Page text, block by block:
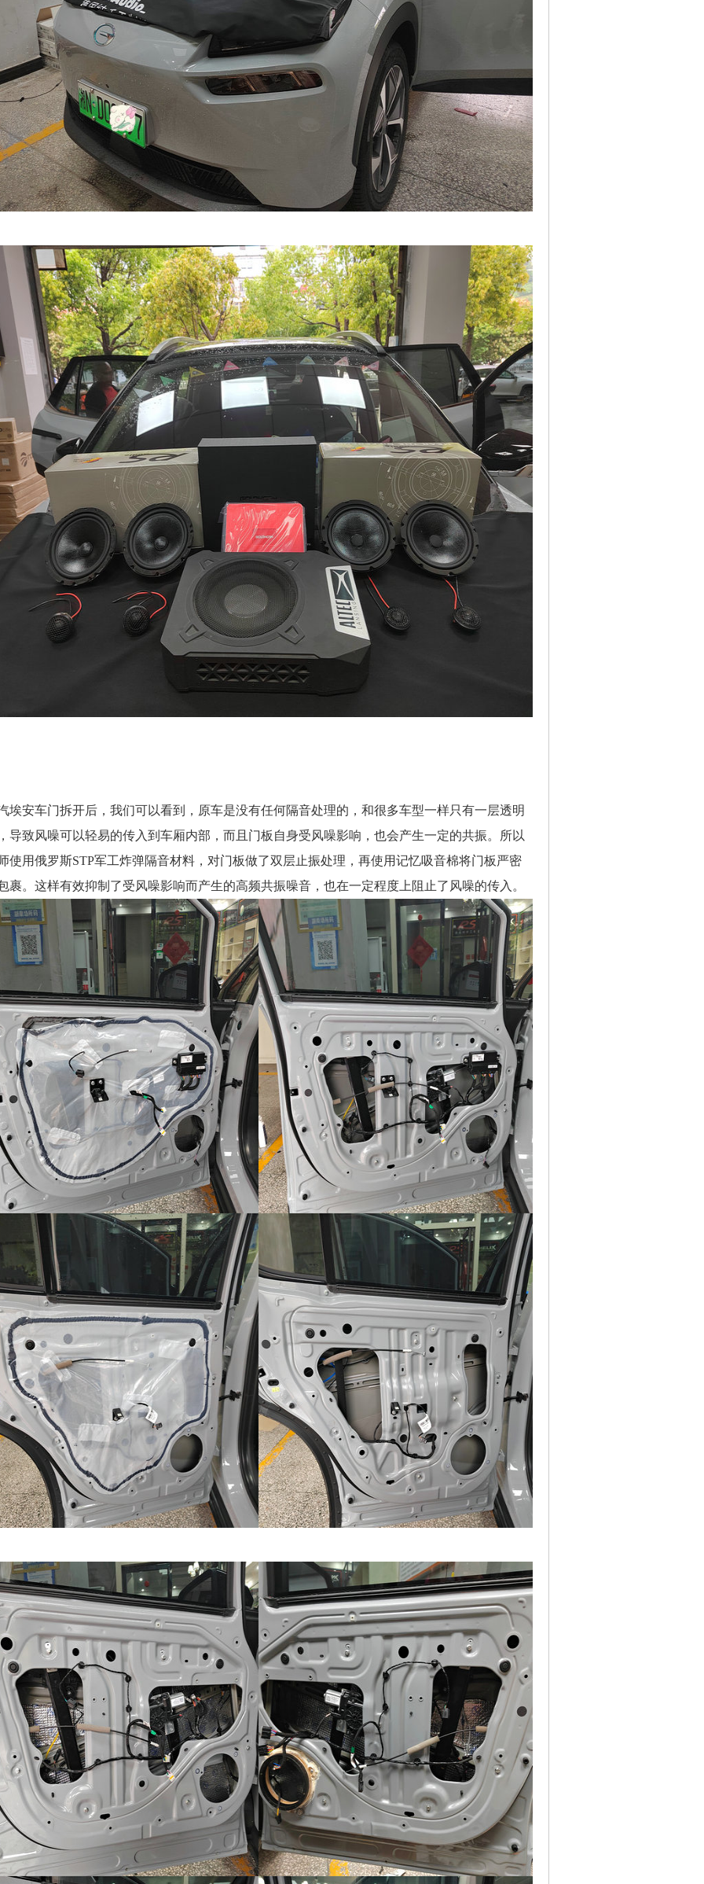
埃安车门拆开后，我们可以看到，原车是没有任何隔音处理的，和很多车型一样只有一层透明
导致风噪可以轻易的传入到车厢内部，而且门板自身受风噪影响，也会产生一定的共振。所以
使用俄罗斯STP军工炸弹隔音材料，对门板做了双层止振处理，再使用记忆吸音棉将门板严密
裹。这样有效抑制了受风噪影响而产生的高频共振噪音，也在一定程度上阻止了风噪的传入。